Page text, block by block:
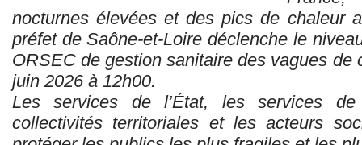
nocturnes élevées et des pics de chaleur
préfet de Saône-et-Loire déclenche le
ORSEC de gestion sanitaire des vagues de
juin 2026 à 12h00.
Les services de l’État, les services
collectivités territoriales et les acteurs